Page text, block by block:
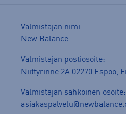
Valmistajan nimi:
New Balance
Valmistajan postiosoite:
Niittyrinne 2A 02270 Espoo,
Valmistajan sähköinen osoite: